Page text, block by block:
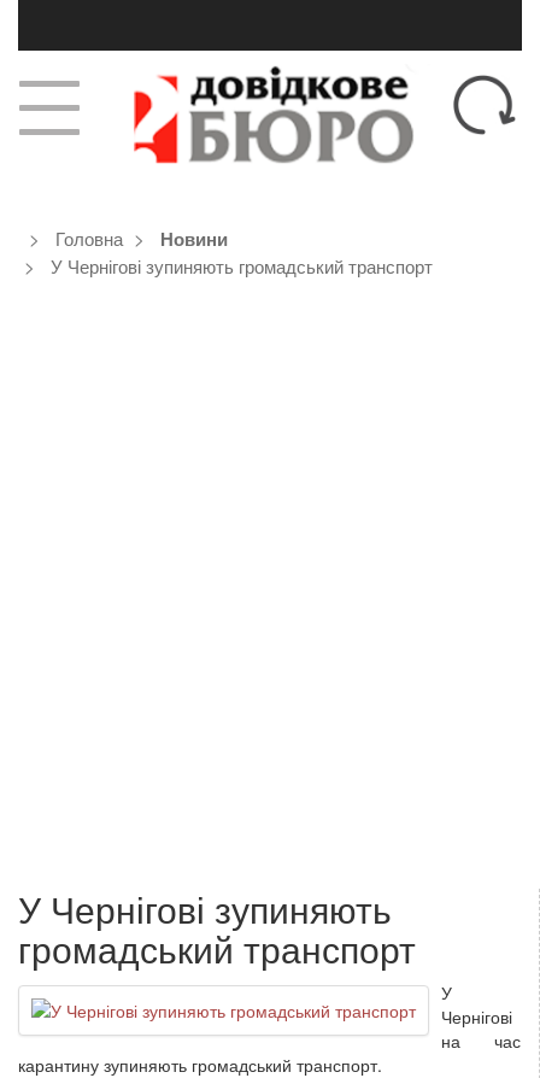
Головна
Новини
У Чернігові зупиняють громадський транспорт
У Чернігові зупиняють
громадський транспорт
У
Чернігові
на час
карантину зупиняють громадський транспорт.